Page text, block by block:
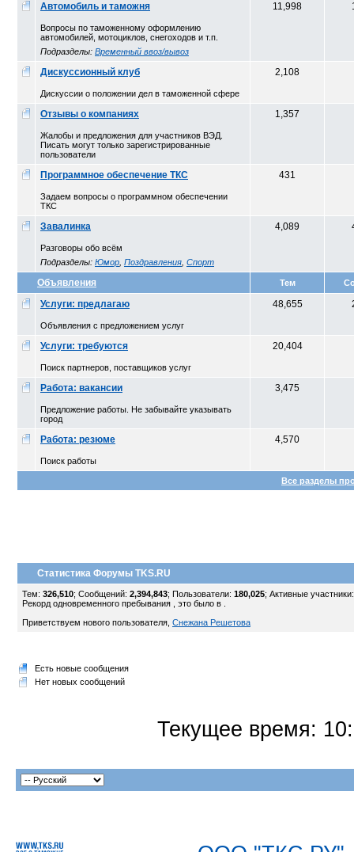
Автомобиль и таможня
Вопросы по таможенному оформлению
автомобилей, мотоциклов, снегоходов и т.п.
Подразделы: Временный ввоз/вывоз
11,998
Дискуссионный клуб
Дискуссии о положении дел в таможенной сфере
2,108
Отзывы о компаниях
Жалобы и предложения для участников ВЭД.
Писать могут только зарегистрированные
пользователи
1,357
Программное обеспечение ТКС
Задаем вопросы о программном обеспечении
ТКС
431
Завалинка
Разговоры обо всём
Подразделы: Юмор Поздравления Спорт
4,089
Объявления Тем
Услуги: предлагаю
Объявления с предложением услуг
48,655
Услуги: требуются
Поиск партнеров, поставщиков услуг
20,404
Работа: вакансии
Предложение работы. Не забывайте указывать
город
3,475
Работа: резюме
Поиск работы
4,570
Все разделы
Статистика Форумы TKS.RU
Тем: 326,510; Сообщений: 2,394,843; Пользователи: 180,025; Активные
Рекорд одновременного пребывания , это было в .
Приветствуем нового пользователя, Снежана Решетова
Есть новые сообщения
Нет новых сообщений
Текущее время: